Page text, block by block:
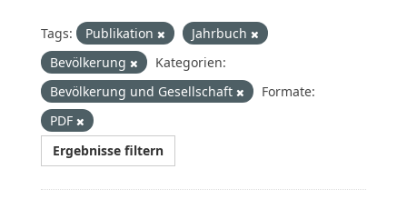
Tags: Publikation
Jahrbuch
Bevölkerung
Kategorien:
Bevölkerung und Gesellschaft
Formate:
PDF
Ergebnisse filtern